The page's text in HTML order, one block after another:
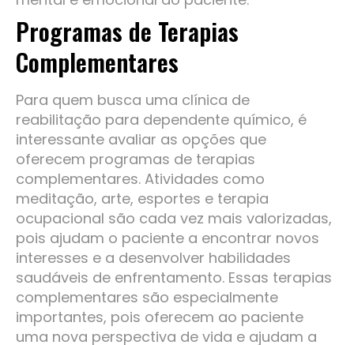
Programas de Terapias
Complementares
Para quem busca uma clínica de
reabilitação para dependente químico, é
interessante avaliar as opções que
oferecem programas de terapias
complementares. Atividades como
meditação, arte, esportes e terapia
ocupacional são cada vez mais valorizadas,
pois ajudam o paciente a encontrar novos
interesses e a desenvolver habilidades
saudáveis de enfrentamento. Essas terapias
complementares são especialmente
importantes, pois oferecem ao paciente
uma nova perspectiva de vida e ajudam a